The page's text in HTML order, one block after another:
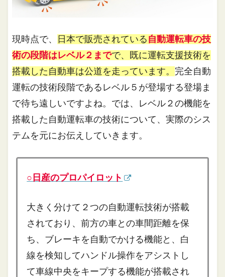
現時点で、 日本で販売されている 自動運転車の技
術の段階はレベル２までで、既に運転支援技術を
搭載した自動車は公道を走っています。 完全自動
運転の技術段階であるレベル５が登場する登場ま
で待ち遠しいですよね。では、レベル２の機能を
搭載した自動運転車の技術について、実際のシス
テムを元にお伝えしていきます。
○日産のプロパイロット
大きく分けて２つの自動運転技術が搭載
されており、前方の車との車間距離を保
ち、ブレーキを自動でかける機能と、白
線を検知してハンドル操作をアシストし
て車線中央をキープする機能が搭載され